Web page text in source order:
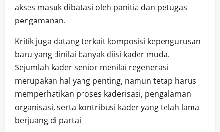
akses masuk dibatasi oleh panitia dan petugas
pengamanan.
Kritik juga datang terkait komposisi kepengurusan
baru yang dinilai banyak diisi kader muda.
Sejumlah kader senior menilai regenerasi
merupakan hal yang penting, namun tetap harus
memperhatikan proses kaderisasi, pengalaman
organisasi, serta kontribusi kader yang telah lama
berjuang di partai.